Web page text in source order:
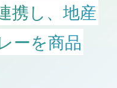
携し、地産
ーを商品